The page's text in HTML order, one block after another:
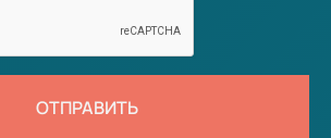
ОТПРАВИТЬ